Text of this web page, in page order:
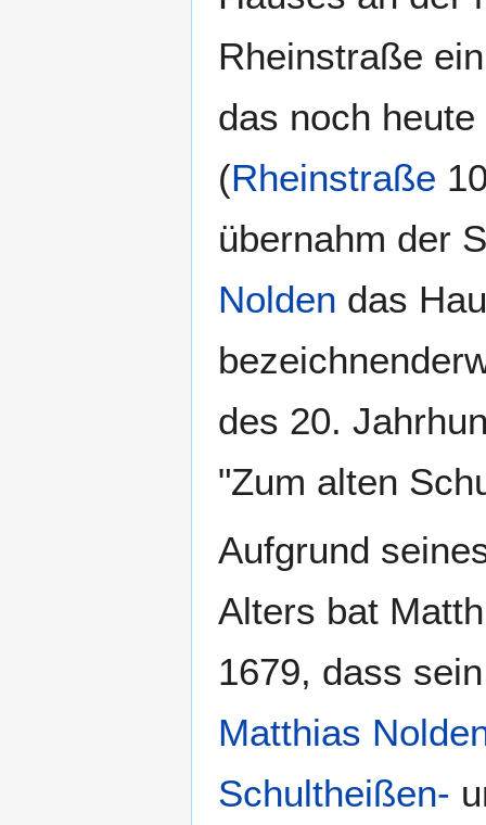
Rheinstraße
das noch
(Rheinstraße
übernahm der
Nolden das
des 20.
"Zum alten
Aufgrund
Alters bat
1679, dass
Matthias
Schultheißen-